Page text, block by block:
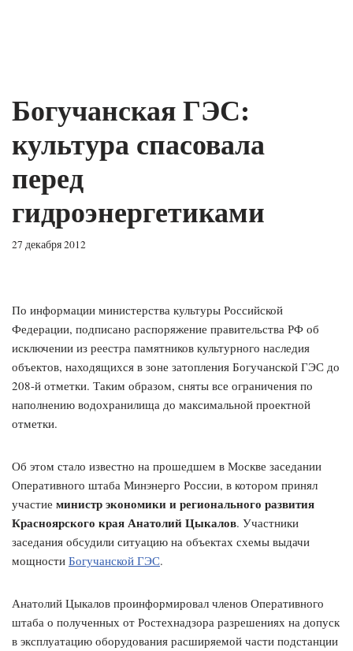
Богучанская ГЭС:
культура спасовала
перед
гидроэнергетиками
27 декабря 2012
По информации министерства культуры Российской
Федерации, подписано распоряжение правительства РФ об
исключении из реестра памятников культурного наследия
объектов, находящихся в зоне затопления Богучанской ГЭС до
208-й отметки. Таким образом, сняты все ограничения по
наполнению водохранилища до максимальной проектной
отметки.
Об этом стало известно на прошедшем в Москве заседании
Оперативного штаба Минэнерго России, в котором принял
участие министр экономики и регионального развития
Красноярского края Анатолий Цыкалов. Участники
заседания обсудили ситуацию на объектах схемы выдачи
мощности Богучанской ГЭС.
Анатолий Цыкалов проинформировал членов Оперативного
штаба о полученных от Ростехнадзора разрешениях на допуск
в эксплуатацию оборудования расширяемой части подстанции